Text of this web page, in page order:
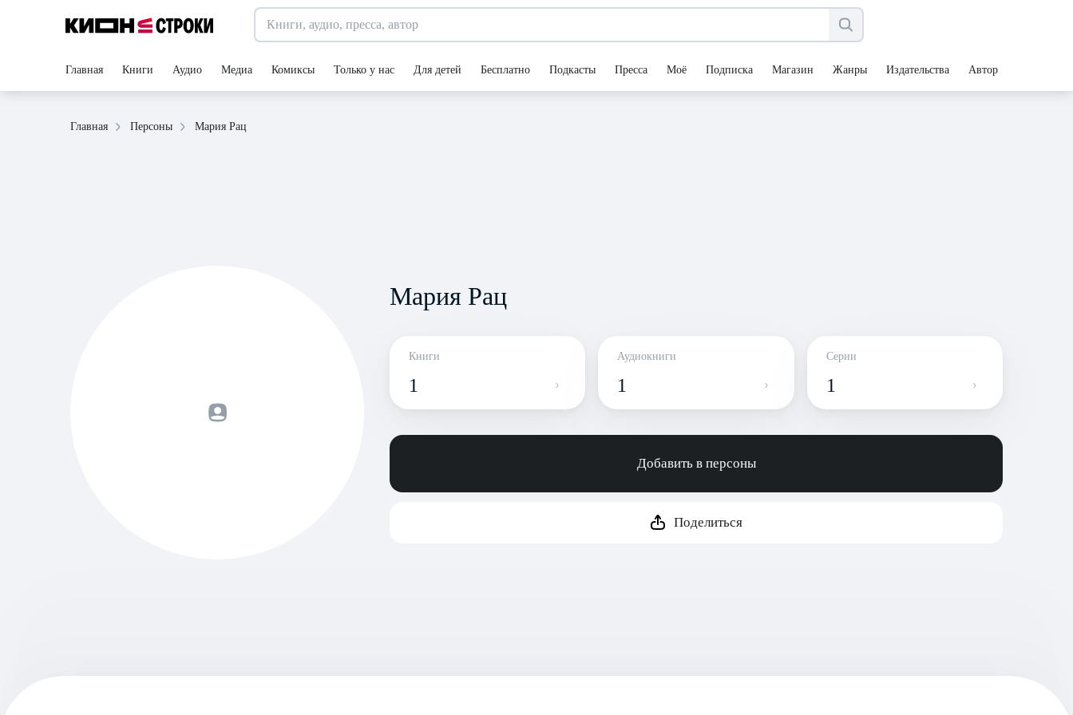
Главная Книги Аудио Медиа Комиксы Только у нас Для детей Бесплатно Подкасты Пресса Моё Подписка Магазин Жанры Издательства Авторы
Главная Персоны Мария Рац
Мария Рац
Книги
1
Аудиокниги
1
Серии
1
Добавить в персоны
Поделиться